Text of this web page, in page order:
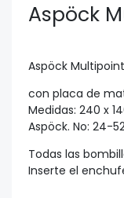
Aspöck
Aspöck
con placa de
Medidas: 240 x
Aspöck. No: 24-
Todas las
Inserte el